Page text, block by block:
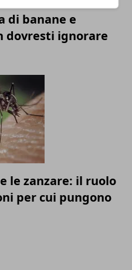
di banane e
dovresti ignorare
le zanzare: il ruolo
per cui pungono